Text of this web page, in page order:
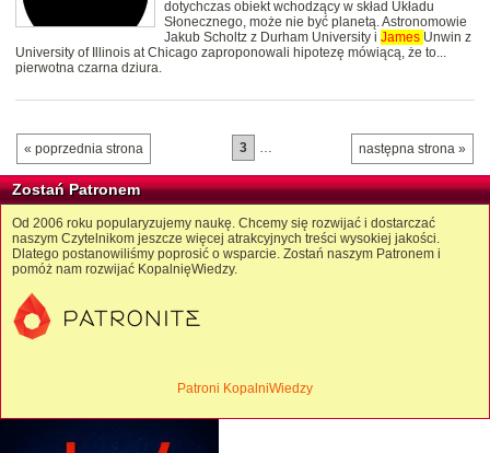
dotychczas obiekt wchodzący w skład Układu
Słonecznego, może nie być planetą. Astronomowie
Jakub Scholtz z Durham University i James Unwin z
University of Illinois at Chicago zaproponowali hipotezę mówiącą, że to...
pierwotna czarna dziura.
« poprzednia strona następna strona »
3 …
Zostań Patronem
Od 2006 roku popularyzujemy naukę. Chcemy się rozwijać i dostarczać
naszym Czytelnikom jeszcze więcej atrakcyjnych treści wysokiej jakości.
Dlatego postanowiliśmy poprosić o wsparcie. Zostań naszym Patronem i
pomóż nam rozwijać KopalnięWiedzy.
Patroni KopalniWiedzy